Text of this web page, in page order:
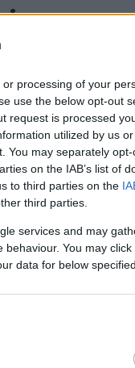
processing of your
use the below opt-out
request is processed
utilized by us
You may separately
on the IAB’s list of
to third parties on the
third parties.
services and may
You may
data for below
nem látta, itt
megye a régi
változtak.
A